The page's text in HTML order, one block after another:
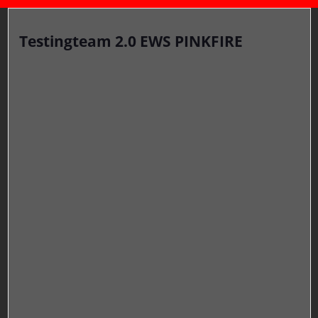
Testingteam 2.0 EWS PINKFIRE